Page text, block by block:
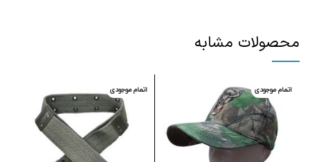
محصولات مشابه
اتمام موجودی اتمام موجودی